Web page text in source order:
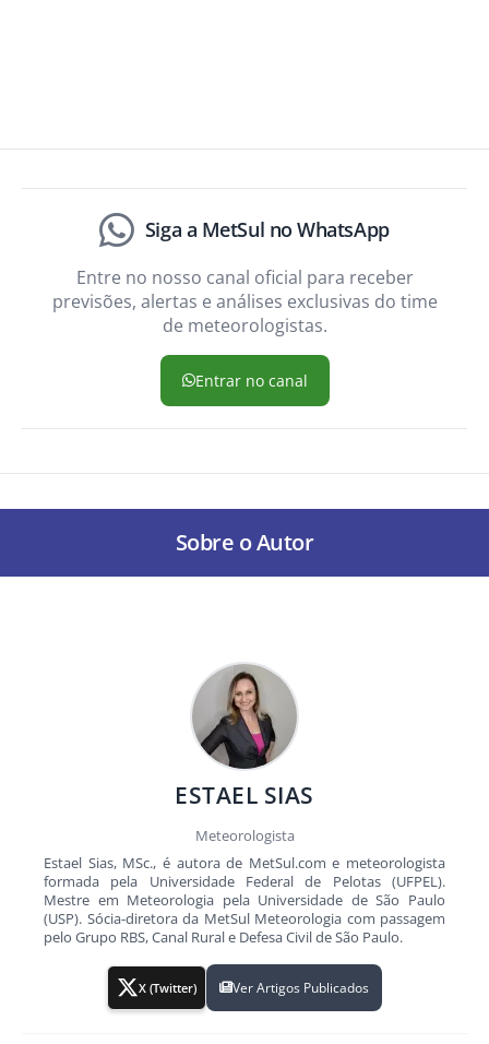
Siga a MetSul no WhatsApp
Entre no nosso canal oficial para receber
previsões, alertas e análises exclusivas do time
de meteorologistas.
Entrar no canal
Sobre o Autor
ESTAEL SIAS
Meteorologista
Estael Sias, MSc., é autora de MetSul.com e meteorologista
formada pela Universidade Federal de Pelotas (UFPEL).
Mestre em Meteorologia pela Universidade de São Paulo
(USP). Sócia-diretora da MetSul Meteorologia com passagem
pelo Grupo RBS, Canal Rural e Defesa Civil de São Paulo.
X (Twitter) Ver Artigos Publicados